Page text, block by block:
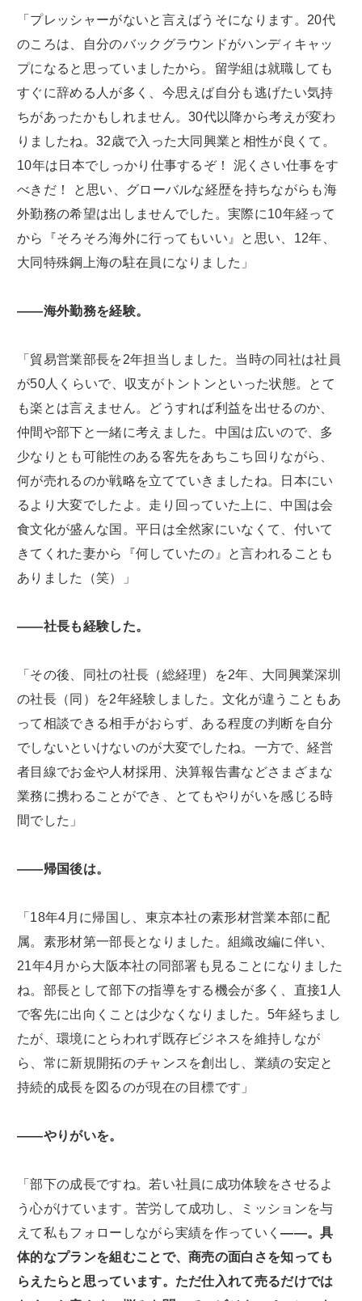
「プレッシャーがないと言えばうそになります。20代
のころは、自分のバックグラウンドがハンディキャッ
プになると思っていましたから。留学組は就職しても
すぐに辞める人が多く、今思えば自分も逃げたい気持
ちがあったかもしれません。30代以降から考えが変わ
りましたね。32歳で入った大同興業と相性が良くて。
10年は日本でしっかり仕事するぞ！ 泥くさい仕事をす
べきだ！ と思い、グローバルな経歴を持ちながらも海
外勤務の希望は出しませんでした。実際に10年経って
から『そろそろ海外に行ってもいい』と思い、12年、
大同特殊鋼上海の駐在員になりました」
――海外勤務を経験。
「貿易営業部長を2年担当しました。当時の同社は社員
が50人くらいで、収支がトントンといった状態。とて
も楽とは言えません。どうすれば利益を出せるのか、
仲間や部下と一緒に考えました。中国は広いので、多
少なりとも可能性のある客先をあちこち回りながら、
何が売れるのか戦略を立てていきましたね。日本にい
るより大変でしたよ。走り回っていた上に、中国は会
食文化が盛んな国。平日は全然家にいなくて、付いて
きてくれた妻から『何していたの』と言われることも
ありました（笑）」
――社長も経験した。
「その後、同社の社長（総経理）を2年、大同興業深圳
の社長（同）を2年経験しました。文化が違うこともあ
って相談できる相手がおらず、ある程度の判断を自分
でしないといけないのが大変でしたね。一方で、経営
者目線でお金や人材採用、決算報告書などさまざまな
業務に携わることができ、とてもやりがいを感じる時
間でした」
――帰国後は。
「18年4月に帰国し、東京本社の素形材営業本部に配
属。素形材第一部長となりました。組織改編に伴い、
21年4月から大阪本社の同部署も見ることになりました
ね。部長として部下の指導をする機会が多く、直接1人
で客先に出向くことは少なくなりました。5年経ちまし
たが、環境にとらわれず既存ビジネスを維持しなが
ら、常に新規開拓のチャンスを創出し、業績の安定と
持続的成長を図るのが現在の目標です」
――やりがいを。
「部下の成長ですね。若い社員に成功体験をさせるよ
う心がけています。苦労して成功し、ミッションを与
えて私もフォローしながら実績を作っていく――。具
体的なプランを組むことで、商売の面白さを知っても
らえたらと思っています。ただ仕入れて売るだけでは